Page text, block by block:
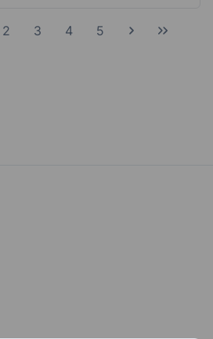
2 3 4 5